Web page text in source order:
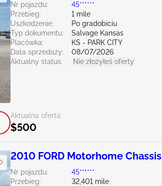
Nr pojazdu:
45******
Przebieg:
1 mile
Uszkodzenie:
Po gradobiciu
Typ dokumentu:
Salvage Kansas
Placówka:
KS - PARK CITY
Data sprzedaży:
08/07/2026
Aktualny status:
Nie złożyłeś oferty
Aktualna oferta:
$500
2010 FORD Motorhome Chassis
Nr pojazdu:
45******
Przebieg:
32,401 mile